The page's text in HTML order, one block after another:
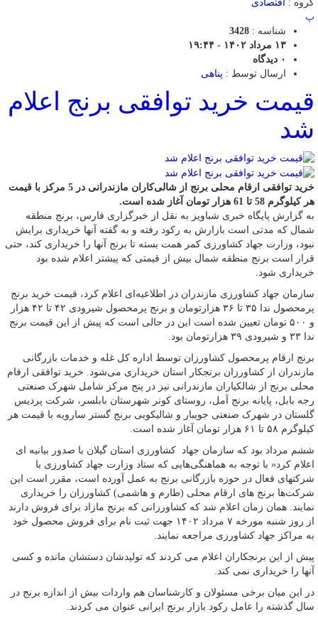
گروه :
اقتصادی
پ
شناسه : 3428
۱۳ مرداد ۱۴۰۲ - ۱۹:۴۴
۰ دیدگاه
ارسال توسط : پناهی
قیمت خرید توافقی برنج اعلام
شد
خرید توافقی ارقام محلی برنج از شالی‌کاران مازندرانی در 5 مرکز با قیمت
هر کیلوگرم 58 تا 61 هزار تومان آغاز شده است.
به گزارش پایگاه خبری شباویز به نقل از خبرگزاری فارس، برنج منطقه
شمال که مدتی است بازارش به رکود رفته و به گفته آنها خریداری برایش
نبود، وزارت جهاد کشاورزی کمر همت بسته تا برنج آنها را خریداری کند، حتی
قرار است برنج منطقه شمال بیش از قیمتی که پیشتر اعلام شده بود
خریداری شود.
سازمان جهاد کشاورزی مازندران در اطلاعیه‌ای اعلام کرد، قیمت خرید برنج
پرمحصول ندا ۳۵ تا ۳۶ هزارتومان و برنج پرمحصول شیرودی ۴۲ تا ۴۲ هزار
و ۵۰۰ تومان تعیین شده است این در حالی است که پیش از این قیمت برنج
ندا ۳۳ و شیرودی ۳۹ هزارتومان بود.
برنج ارقام پرمحصول کشاورزان توسط اداره کل غله و خدمات بازرگانی
مازندران از کشاورزان برنجکار استان خریداری می‌شود. خرید توافقی ارقام
محلی برنج از شالکیاران مازندرانی نیز در پنج مرکز شامل شهرک صنعتی
رجه بابل، پایانه برنج آمل، روستای کونر شهرستان بابلسر، شرکت پردیس
گلستان در شهرک صنعتی جویبار و شالیکوبی برنج گستر سارویه با قیمت هر
کیلوگرم ۵۸ تا ۶۱ هزار تومان آغاز شده است.
ششم مرداد بود که سازمان جهاد کشاورزی استان گیلان با صدور بیانیه ای
اعلام کرد« با توجه به هماهنگی‌هایی که ستاد وزارت جهاد کشاورزی با
شرکتهای فعال در حوزه بازرگانی برنج به عمل آورده است، مقرر است این
شرکت‌ها برنج های ارقام محلی (طارم و هاشمی) کشاورزان را خریداری
نمایند. همان زمان اعلام شد که کشاورزانی که برنج مازاد برای فروش دارند
از روز شنبه مورخه ۷ مرداد ۱۴۰۲ جهت ثبت نام برای فروش محصول خود
به مراکز جهاد کشاورزی مراجعه نمایند.
پیش از این برنجکاران اعلام می کردند که تولیدشان دستشان مانده و کسی
آنها را خریداری نمی کند.
در این میان برخی مسئولان و کارشناسان هم واردات بیش از اندازه برنج در
سال گذشته را عامل رکود بازار برنج ایرانی عنوان می کردند.